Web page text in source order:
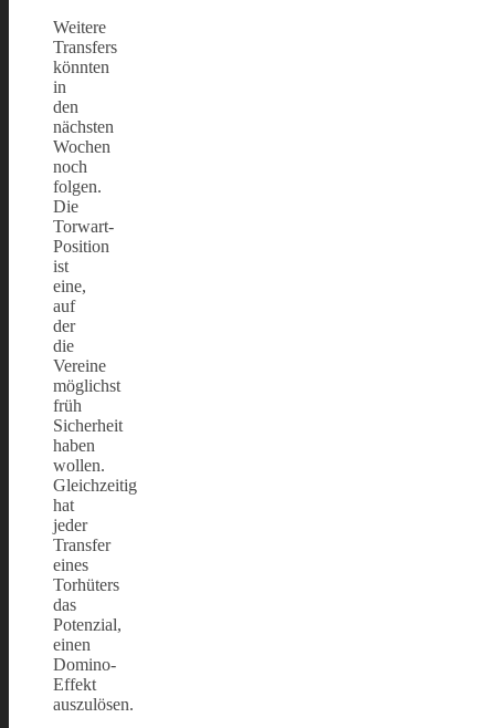
Weitere
Transfers
könnten
in
den
nächsten
Wochen
noch
folgen.
Die
Torwart-
Position
ist
eine,
auf
der
die
Vereine
möglichst
früh
Sicherheit
haben
wollen.
Gleichzeitig
hat
jeder
Transfer
eines
Torhüters
das
Potenzial,
einen
Domino-
Effekt
auszulösen.